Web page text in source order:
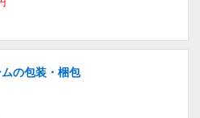
の包装・梱包